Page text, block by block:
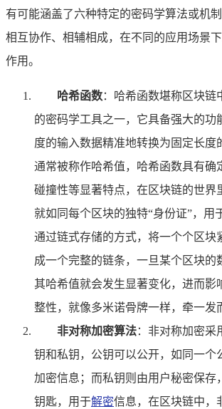
有可能涵盖了六种特定的密码学算法或机
相互协作、相辅相成，在不同的应用场景
作用。
哈希函数：哈希函数堪称区块链
的密码学工具之一，它具备强大的功
度的输入数据精准地转换为固定长度
通常被称作哈希值，哈希函数具有确
碰撞性等显著特点，在区块链的世界
就如同每个区块的独特“身份证”，用
通过链式存储的方式，将一个个区块
成一个完整的链条，一旦某个区块的
其哈希值就会发生显著变化，进而影
整性，就像多米诺骨牌一样，牵一发
非对称加密算法：非对称加密采
钥和私钥，公钥可以公开，如同一个
加密信息；而私钥则由用户秘密保存
钥匙，用于解密信息，在区块链中，